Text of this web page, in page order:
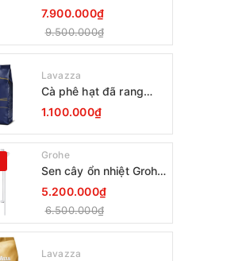
Grohe Minta 30274000
7.900.000₫
9.500.000₫
Lavazza
Cà phê hạt đã rang
Lavazza Coffee
Espresso Super Crema
1000g Date 12-2027
1.100.000₫
Grohe
Sen cây ổn nhiệt Grohe
Grohtherm 800
34566001
5.200.000₫
6.500.000₫
Lavazza